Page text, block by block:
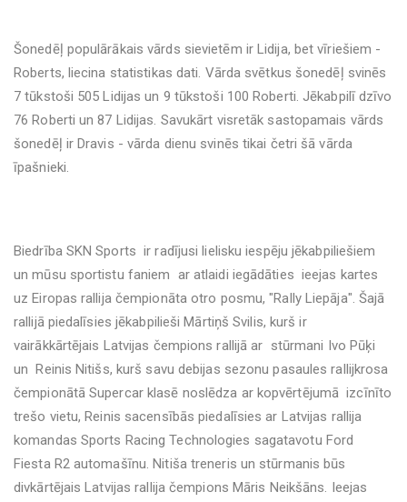
Šonedēļ populārākais vārds sievietēm ir Lidija, bet vīriešiem -
Roberts, liecina statistikas dati. Vārda svētkus šonedēļ svinēs
7 tūkstoši 505 Lidijas un 9 tūkstoši 100 Roberti. Jēkabpilī dzīvo
76 Roberti un 87 Lidijas. Savukārt visretāk sastopamais vārds
šonedēļ ir Dravis - vārda dienu svinēs tikai četri šā vārda
īpašnieki.
Biedrība SKN Sports ir radījusi lielisku iespēju jēkabpiliešiem
un mūsu sportistu faniem ar atlaidi iegādāties ieejas kartes
uz Eiropas rallija čempionāta otro posmu, "Rally Liepāja". Šajā
rallijā piedalīsies jēkabpilieši Mārtiņš Svilis, kurš ir
vairākkārtējais Latvijas čempions rallijā ar stūrmani Ivo Pūķi
un Reinis Nitišs, kurš savu debijas sezonu pasaules rallijkrosa
čempionātā Supercar klasē noslēdza ar kopvērtējumā izcīnīto
trešo vietu, Reinis sacensībās piedalīsies ar Latvijas rallija
komandas Sports Racing Technologies sagatavotu Ford
Fiesta R2 automašīnu. Nitiša treneris un stūrmanis būs
divkārtējais Latvijas rallija čempions Māris Neikšāns. Ieejas